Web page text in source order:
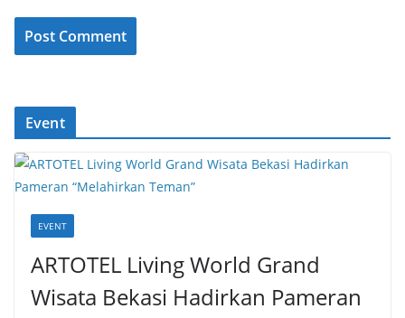
Event
EVENT
ARTOTEL Living World Grand
Wisata Bekasi Hadirkan Pameran